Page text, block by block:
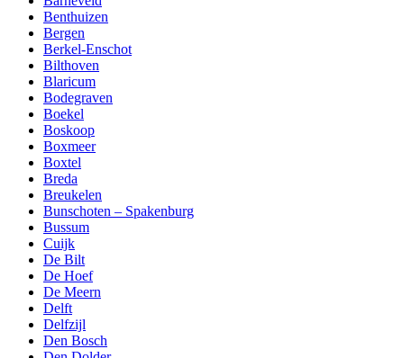
Benthuizen
Bergen
Berkel-Enschot
Bilthoven
Blaricum
Bodegraven
Boekel
Boskoop
Boxmeer
Boxtel
Breda
Breukelen
Bunschoten – Spakenburg
Bussum
Cuijk
De Bilt
De Hoef
De Meern
Delft
Delfzijl
Den Bosch